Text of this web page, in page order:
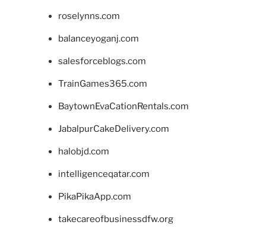
roselynns.com
balanceyoganj.com
salesforceblogs.com
TrainGames365.com
BaytownEvaCationRentals.com
JabalpurCakeDelivery.com
halobjd.com
intelligenceqatar.com
PikaPikaApp.com
takecareofbusinessdfw.org